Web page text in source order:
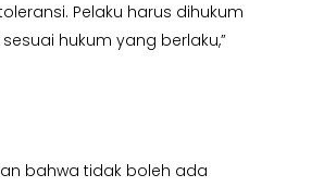
Pelaku harus dihukum
hukum yang berlaku,”
bahwa tidak boleh ada